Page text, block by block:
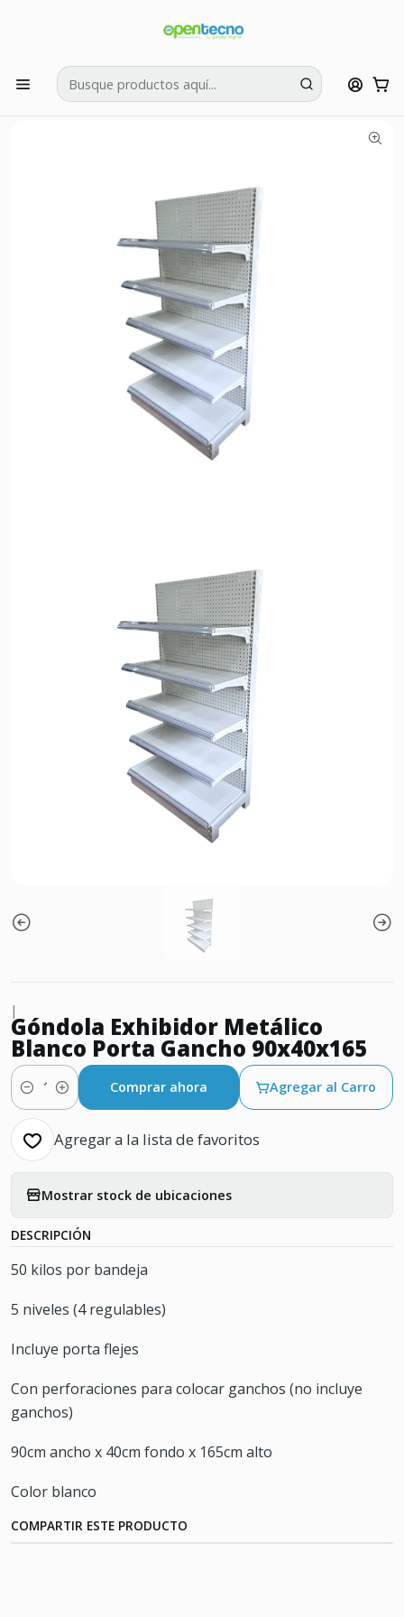
Góndola Exhibidor Metálico Blanco Porta Gancho 90x40x165
|
Góndola Exhibidor Metálico
Blanco Porta Gancho 90x40x165
Cantidad
Agregar al Carro
Comprar ahora
Agregar a la lista de favoritos
Mostrar stock de ubicaciones
DESCRIPCIÓN
50 kilos por bandeja
5 niveles (4 regulables)
Incluye porta flejes
Con perforaciones para colocar ganchos (no incluye
ganchos)
90cm ancho x 40cm fondo x 165cm alto
Color blanco
COMPARTIR ESTE PRODUCTO